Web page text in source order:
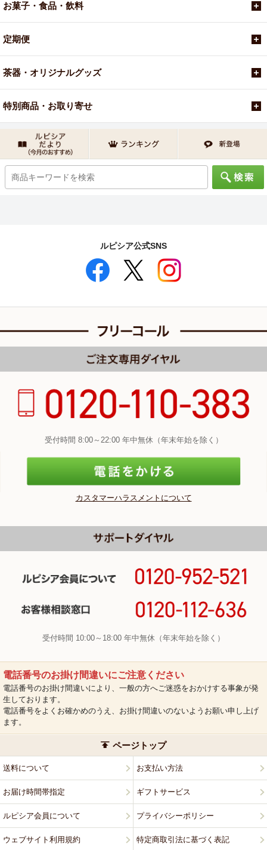
お菓子・食品・飲料
定期便
茶器・オリジナルグッズ
特別商品・お取り寄せ
ルピシア公式SNS
受付時間 8:00～22:00 年中無休（年末年始を除く）
カスタマーハラスメントについて
受付時間 10:00～18:00 年中無休（年末年始を除く）
電話番号のお掛け間違いにご注意ください
電話番号のお掛け間違いにより、一般の方へご迷惑をおかけする事象が発
生しております。
電話番号をよくお確かめのうえ、お掛け間違いのないようお願い申し上げ
ます。
ページトップ
送料について お支払い方法
お届け時間帯指定 ギフトサービス
ルピシア会員について プライバシーポリシー
ウェブサイト利用規約 特定商取引法に基づく表記